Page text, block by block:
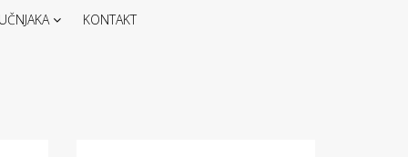
KONTAKT